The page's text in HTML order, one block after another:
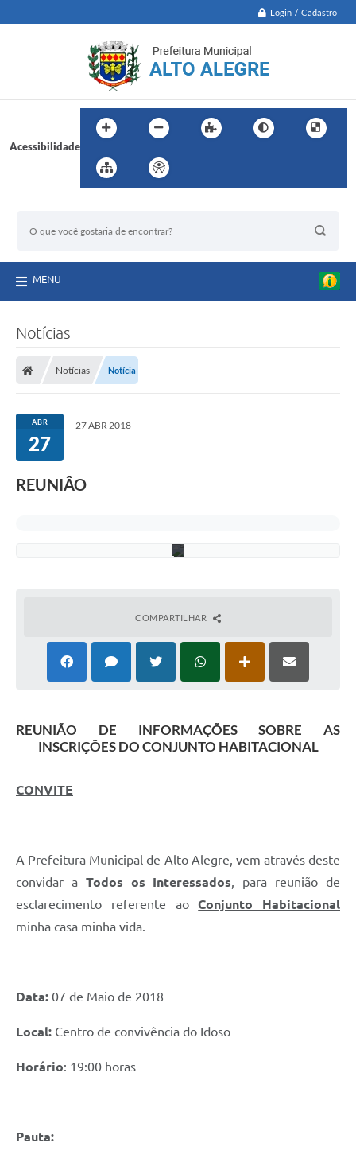
Login / Cadastro
Acessibilidade
MENU
Notícias
Notícias Notícia
ABR
27
27 ABR 2018
REUNIÂO
COMPARTILHAR
REUNIÃO DE INFORMAÇÕES SOBRE AS
INSCRIÇÕES DO CONJUNTO HABITACIONAL
CONVITE
A Prefeitura Municipal de Alto Alegre, vem através deste
convidar a Todos os Interessados, para reunião de
esclarecimento referente aoConjunto Habitacional
minha casa minha vida.
Data: 07 de Maio de 2018
Local: Centro de convivência do Idoso
Horário: 19:00 horas
Pauta: